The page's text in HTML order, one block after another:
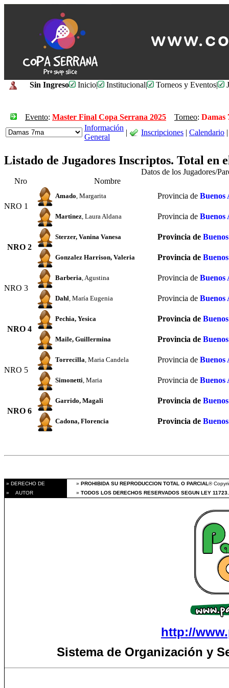
Sin Ingreso Inicio| Institucional| Torneos y Eventos|
Evento: Master Final Copa Serrana 2025 Torneo: Damas
Información
General
| Inscripciones | Calendario |
Listado de Jugadores Inscriptos. Total en
Datos de los Jugadores/
Nro
Nombre
NRO 1
Amado , Margarita Provincia de Buenos
Martinez , Laura Aldana Provincia de Buenos
NRO 2
Sterzer, Vanina Vanesa Provincia de
Gonzalez Harrison, Valeria Provincia de
NRO 3
Barberia , Agustina Provincia de Buenos
Dahl , María Eugenia Provincia de Buenos
NRO 4
Pechia, Yesica Provincia de
Maile, Guillermina Provincia de
NRO 5
Torrecilla , Maria Candela Provincia de Buenos
Simonetti , Maria Provincia de Buenos
NRO 6
Garrido, Magali Provincia de
Cadona, Florencia Provincia de
» DERECHO DE » PROHIBIDA SU REPRODUCCION TOTAL O PARCIAL®
» AUTOR
» TODOS LOS DERECHOS RESERVADOS SEGUN LEY
http://
Sistema de Organización y